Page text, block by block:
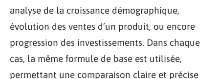
analyse de la croissance démographique,
évolution des ventes d’un produit, ou encore
progression des investissements. Dans chaque
cas, la même formule de base est utilisée,
permettant une comparaison claire et précise